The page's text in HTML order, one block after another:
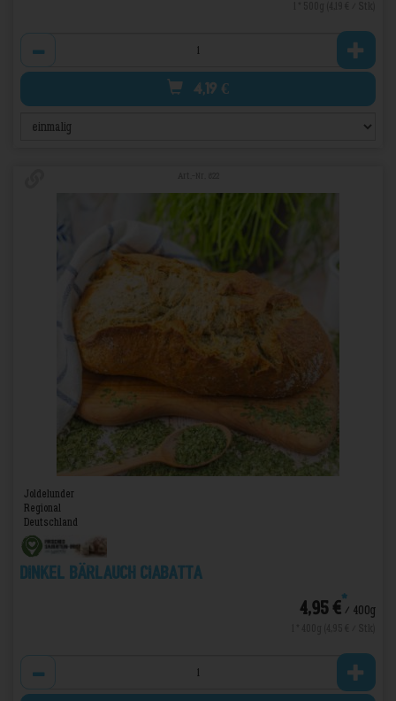
4,19 €
Joldelunder
Regional
Deutschland
Dinkel Bärlauch Ciabatta
4,95 €*/ 400g